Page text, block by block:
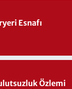
Esnafı
Özlemi